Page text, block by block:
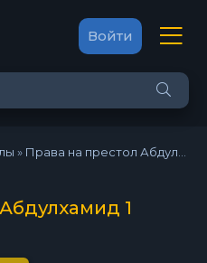
Войти
» Права на престол Абдулхамид (2017)
1